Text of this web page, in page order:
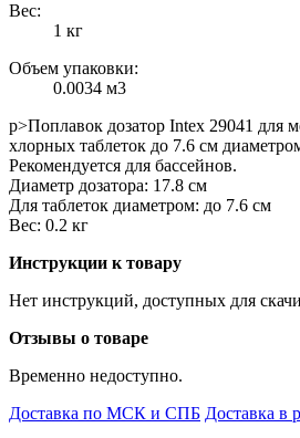
Вес:
1 кг
Объем упаковки:
0.0034 м3
p>Поплавок дозатор Intex 29041 для
хлорных таблеток до 7.6 см
Рекомендуется для бассейнов.
Диаметр дозатора: 17.8 см
Для таблеток диаметром: до 7.6 см
Вес: 0.2 кг
Инструкции к товару
Нет инструкций, доступных для
Отзывы о товаре
Временно недоступно.
Доставка по МСК и СПБ Доставка в